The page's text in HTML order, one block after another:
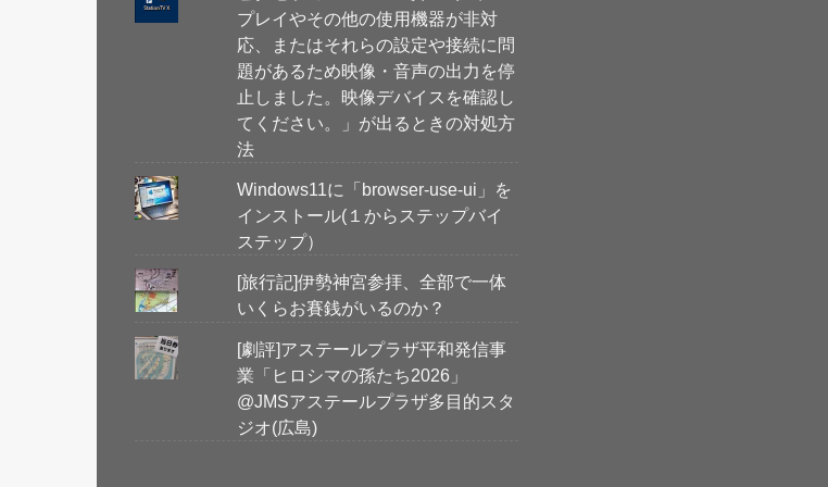
プレイやその他の使用機器が非対
応、またはそれらの設定や接続に問
題があるため映像・音声の出力を停
止しました。映像デバイスを確認し
てください。」が出るときの対処方
法
Windows11に「browser-use-ui」を
インストール(１からステップバイ
ステップ）
[旅行記]伊勢神宮参拝、全部で一体
いくらお賽銭がいるのか？
[劇評]アステールプラザ平和発信事
業「ヒロシマの孫たち2026」
@JMSアステールプラザ多目的スタ
ジオ(広島)